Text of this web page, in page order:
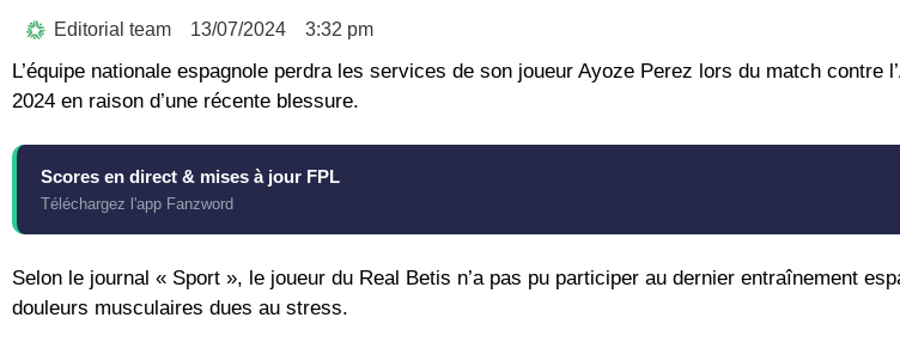
Editorial team 13/07/2024 3:32 pm
L’équipe nationale espagnole perdra les services de son joueur Ayoze Perez lors du match contre
2024 en raison d’une récente blessure.
Scores en direct & mises à jour FPL
Téléchargez l'app Fanzword
Selon le journal « Sport », le joueur du Real Betis n’a pas pu participer au dernier entraînement
douleurs musculaires dues au stress.